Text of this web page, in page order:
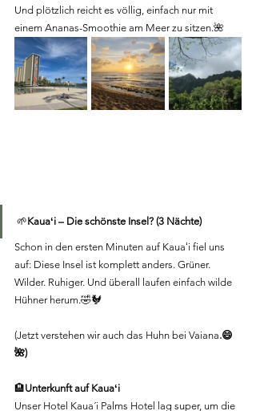
Und plötzlich reicht es völlig, einfach nur mit
einem Ananas-Smoothie am Meer zu sitzen.🌺
🌱Kauaʻi – Die schönste Insel? (3 Nächte)
Schon in den ersten Minuten auf Kauaʻi fiel uns
auf: Diese Insel ist komplett anders. Grüner.
Wilder. Ruhiger. Und überall laufen einfach wilde
Hühner herum.🤣🐓
(Jetzt verstehen wir auch das Huhn bei Vaiana.😄
🌺)
🏨Unterkunft auf Kauaʻi
Unser Hotel Kaua´i Palms Hotel lag super, um die